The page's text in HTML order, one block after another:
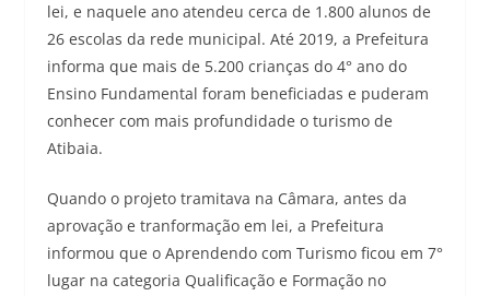
lei, e naquele ano atendeu cerca de 1.800 alunos de
26 escolas da rede municipal. Até 2019, a Prefeitura
informa que mais de 5.200 crianças do 4° ano do
Ensino Fundamental foram beneficiadas e puderam
conhecer com mais profundidade o turismo de
Atibaia.
Quando o projeto tramitava na Câmara, antes da
aprovação e tranformação em lei, a Prefeitura
informou que o Aprendendo com Turismo ficou em 7°
lugar na categoria Qualificação e Formação no